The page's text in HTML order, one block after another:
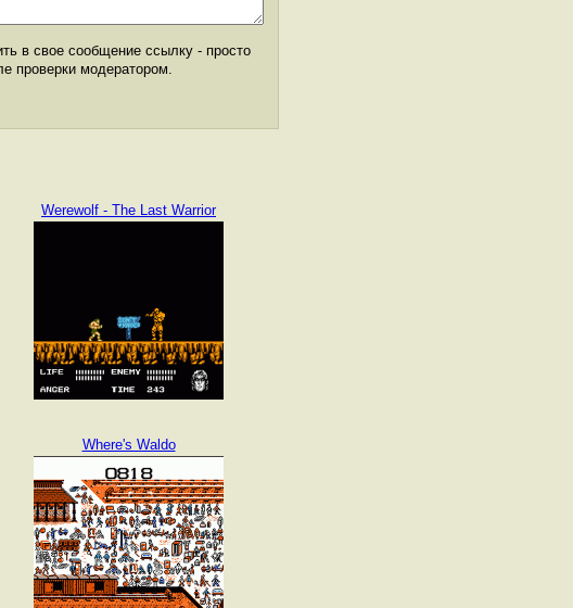
в свое сообщение ссылку - просто
проверки модератором.
Werewolf - The Last Warrior
Where's Waldo